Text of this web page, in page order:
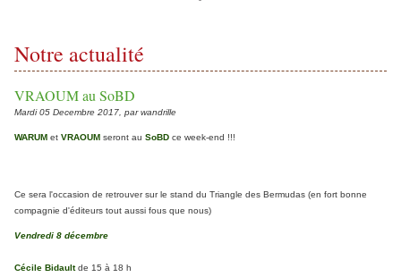
Notre actualité
VRAOUM au SoBD
Mardi 05 Decembre 2017, par wandrille
WARUM et VRAOUM seront au SoBD ce week-end !!!
Ce sera l'occasion de retrouver sur le stand du Triangle des Bermudas (en fort bonne
compagnie d'éditeurs tout aussi fous que nous)
Vendredi 8 décembre
Cécile Bidault de 15 à 18 h